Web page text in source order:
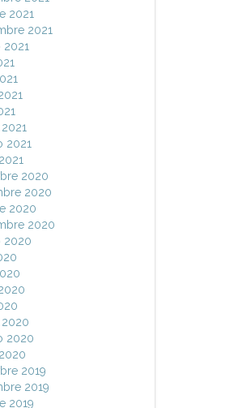
2021
2021
2021
2020
2020
2020
2020
2020
2020
2019
2019
2019